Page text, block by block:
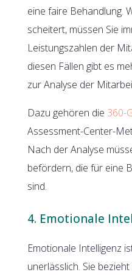
eine faire Behandlung.
scheitert, müssen Sie
Leistungszahlen der
diesen Fällen gibt es
zur Analyse der
Dazu gehören die 360-
Assessment-Center-
Nach der Analyse
befördern, die für eine
sind.
4. Emotionale
Emotionale Intelligenz
unerlässlich. Sie